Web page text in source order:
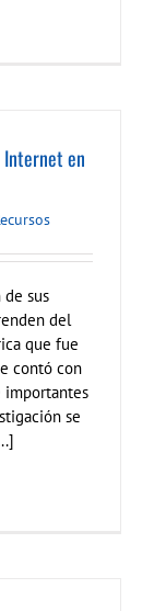
Internet en
sus
del
que fue
contó con
importantes
se